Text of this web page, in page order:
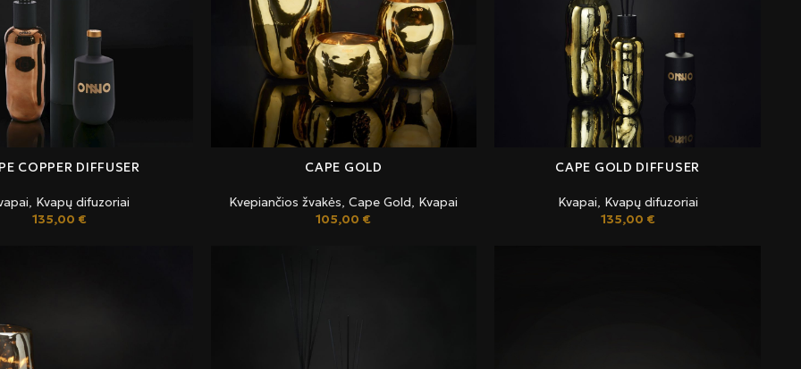
COPPER DIFFUSER
, Kvapų difuzoriai
135,00 €
CAPE GOLD
Kvepiančios žvakės,Cape Gold, Kvapai
105,00 €
CAPE GOLD DIFFUSER
Kvapai, Kvapų difuzoriai
135,00 €